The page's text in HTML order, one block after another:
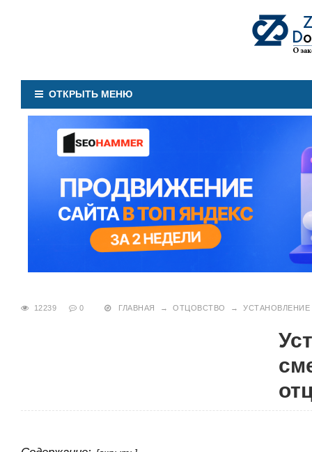
ОТКРЫТЬ МЕНЮ
12239 0 ГЛАВНАЯ → ОТЦОВСТВО → УСТАНОВЛЕНИЕ